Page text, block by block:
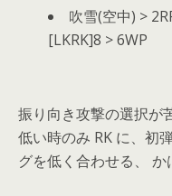
吹雪(空中) >
[LKRK]8 > 6WP
振り向き攻撃の選択が
低い時のみ RK に、初
グを低く合わせる、